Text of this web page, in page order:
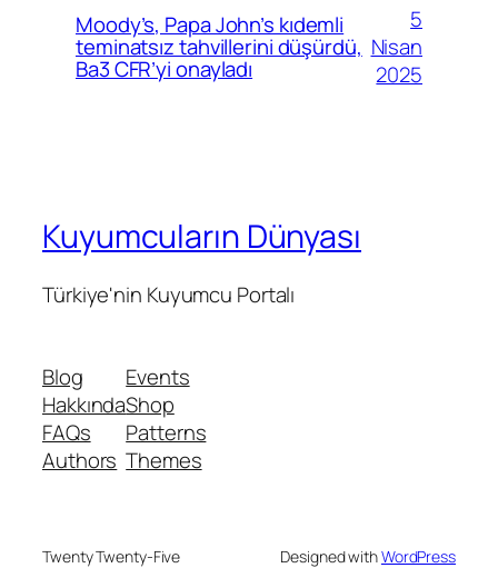
Moody’s, Papa John’s kıdemli
teminatsız tahvillerini düşürdü,
Ba3 CFR’yi onayladı
5
Nisan
2025
Kuyumcuların Dünyası
Türkiye'nin Kuyumcu Portalı
Blog
Hakkında
FAQs
Authors
Events
Shop
Patterns
Themes
Twenty Twenty-Five Designed withWordPress